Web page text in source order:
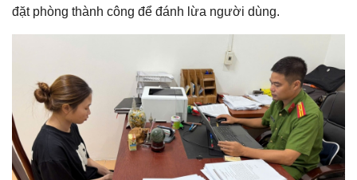
đặt phòng thành công để đánh lừa người dùng.